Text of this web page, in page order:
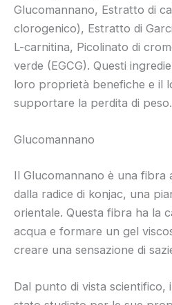
Glucomannano, Estratto di
clorogenico), Estratto di
L-carnitina, Picolinato di
verde (EGCG). Questi
loro proprietà benefiche e il
supportare la perdita di peso.
Glucomannano
Il Glucomannano è una fibra
dalla radice di konjac, una
orientale. Questa fibra ha la
acqua e formare un gel
creare una sensazione di
Dal punto di vista scientifico,